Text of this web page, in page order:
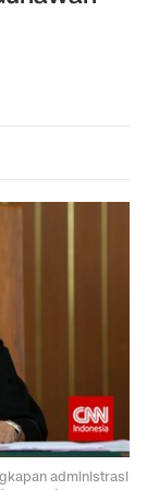
administrasi